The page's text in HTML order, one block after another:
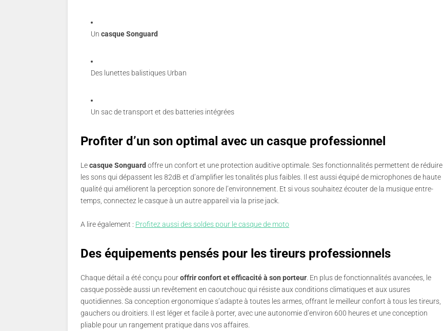
Un casque Songuard
Des lunettes balistiques Urban
Un sac de transport et des batteries intégrées
Profiter d’un son optimal avec un casque professionnel
Lecasque Songuard offre un confort et une protection auditive optimale. Ses fonctionnalités permettent de réduire
les sons qui dépassent les 82dB et d’amplifier les tonalités plus faibles. Il est aussi équipé de microphones de haute
qualité qui améliorent la perception sonore de l’environnement. Et si vous souhaitez écouter de la musique entre-
temps, connectez le casque à un autre appareil via la prise jack.
A lire également : Profitez aussi des soldes pour le casque de moto
Des équipements pensés pour les tireurs professionnels
Chaque détail a été conçu pouroffrir confort et efficacité à son porteur. En plus de fonctionnalités avancées, le
casque possède aussi un revêtement en caoutchouc qui résiste aux conditions climatiques et aux usures
quotidiennes. Sa conception ergonomique s’adapte à toutes les armes, offrant le meilleur confort à tous les tireurs,
gauchers ou droitiers. Il est léger et facile à porter, avec une autonomie d’environ 600 heures et une conception
pliable pour un rangement pratique dans vos affaires.